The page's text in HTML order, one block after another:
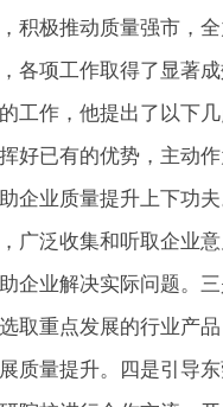
积极推动质量强市，
各项工作取得了显著
工作，他提出了以下
好已有的优势，主动
企业质量提升上下功
广泛收集和听取企业
企业解决实际问题。
取重点发展的行业产
质量提升。四是引导